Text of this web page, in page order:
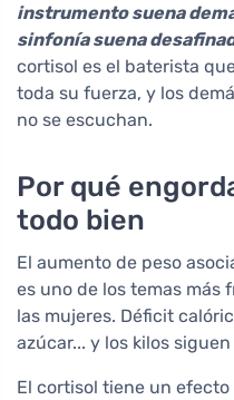
instrumento suena
sinfonía suena
cortisol es el baterista
toda su fuerza, y los
no se escuchan.
Por qué
todo bien
El aumento de peso
es uno de los temas más
las mujeres. Déficit
azúcar... y los kilos
El cortisol tiene un